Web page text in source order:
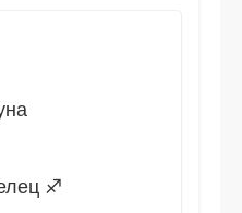
♐